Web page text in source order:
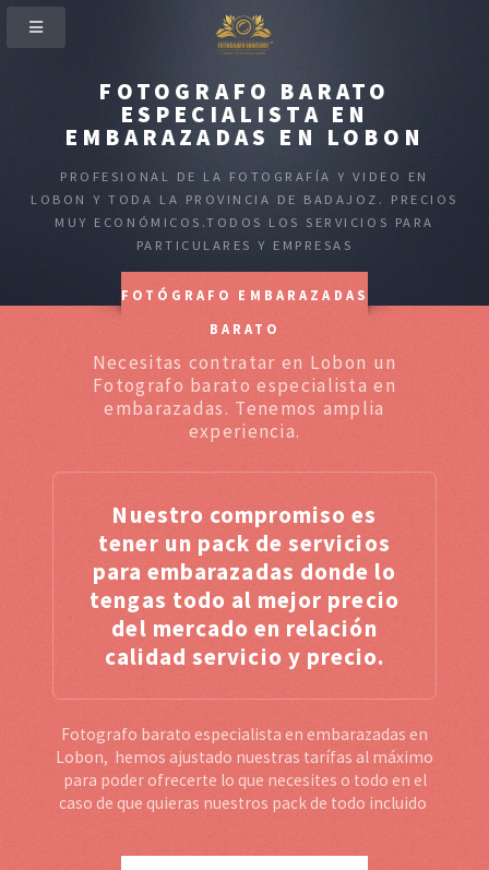
FOTOGRAFO BARATO
ESPECIALISTA EN
EMBARAZADAS EN LOBON
PROFESIONAL DE LA FOTOGRAFÍA Y VIDEO EN
LOBON Y TODA LA PROVINCIA DE BADAJOZ. PRECIOS
MUY ECONÓMICOS.TODOS LOS SERVICIOS PARA
PARTICULARES Y EMPRESAS
FOTÓGRAFO EMBARAZADAS
BARATO
Necesitas contratar en Lobon un
Fotografo barato especialista en
embarazadas. Tenemos amplia
experiencia.
Nuestro compromiso es
tener un pack de servicios
para embarazadas donde lo
tengas todo al mejor precio
del mercado en relación
calidad servicio y precio.
Fotografo barato especialista en embarazadas en
Lobon, hemos ajustado nuestras tarífas al máximo
para poder ofrecerte lo que necesites o todo en el
caso de que quieras nuestros pack de todo incluido